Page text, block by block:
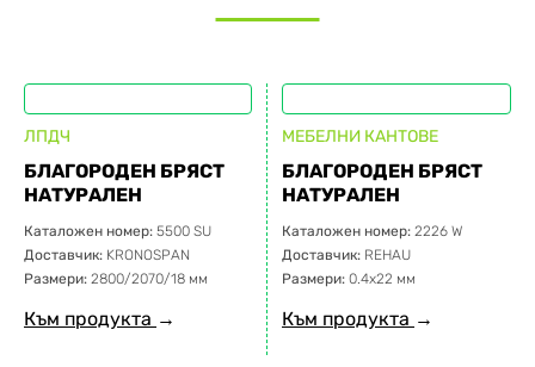
ЛПДЧ
БЛАГОРОДЕН БРЯСТ
НАТУРАЛЕН
Каталожен номер: 5500 SU
Доставчик: KRONOSPAN
Размери: 2800/2070/18 мм
Към продукта →
МЕБЕЛНИ КАНТОВЕ
БЛАГОРОДЕН БРЯСТ
НАТУРАЛЕН
Каталожен номер: 2226 W
Доставчик: REHAU
Размери: 0.4х22 мм
Към продукта →